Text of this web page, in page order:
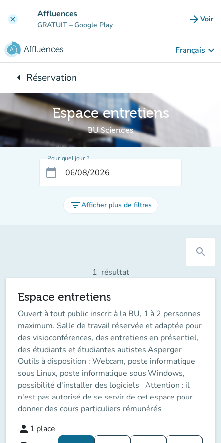
clear Affluences
GRATUIT – Google Play arrow_forward Voir
Français keyboard_arrow_down
arrow_leftRetour à :
Réservation
Espace entretiens
BU Sciences
Pour quel jour ?
calendar_today
filter_listAfficher plus de filtres
search
1 résultat
Espace entretiens
Ouvert à tout public inscrit à la BU, 1 à 2 personnes
maximum. Salle de travail réservée et adaptée pour
des visioconférences, des entretiens en présentiel,
des étudiants et étudiantes autistes Asperger
Outils à disposition : Webcam, poste informatique
sous Linux, poste informatique sous Windows,
possibilité d'installer des logiciels Attention : il
n'est pas autorisé de se servir de cet espace pour
donner des cours particuliers rémunérés
person 1 place